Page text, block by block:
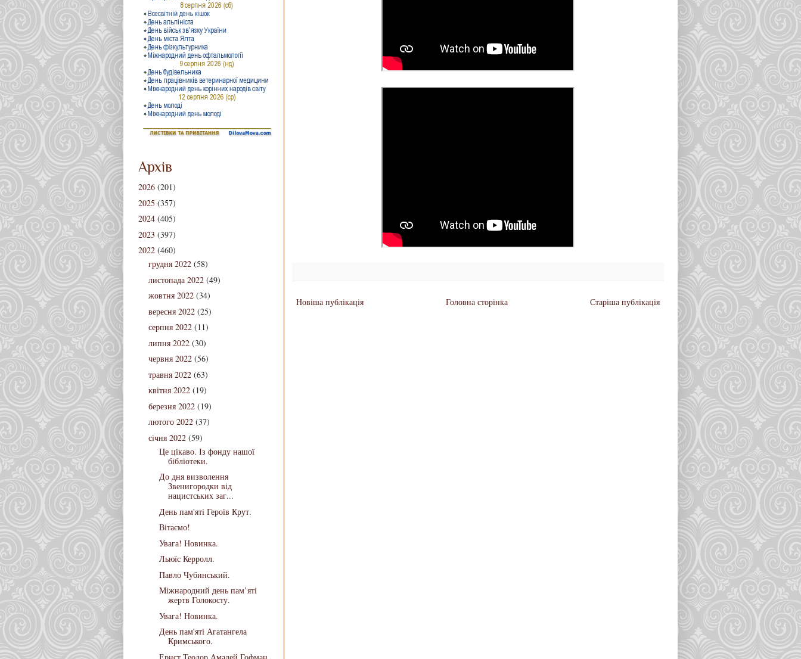
Новіша публікація Старіша публікація
Головна сторінка
Архів
2026 (201)
2025 (357)
2024 (405)
2023 (397)
2022 (460)
грудня 2022 (58)
листопада 2022 (49)
жовтня 2022 (34)
вересня 2022 (25)
серпня 2022 (11)
липня 2022 (30)
червня 2022 (56)
травня 2022 (63)
квітня 2022 (19)
березня 2022 (19)
лютого 2022 (37)
січня 2022 (59)
Це цікаво. Із фонду нашої
бібліотеки.
До дня визволення
Звенигородки від
нацистських заг...
День пам'яті Героїв Крут.
Вітаємо!
Увага! Новинка.
Льюїс Керролл.
Павло Чубинський.
Міжнародний день пам’яті
жертв Голокосту.
Увага! Новинка.
День пам'яті Агатангела
Кримського.